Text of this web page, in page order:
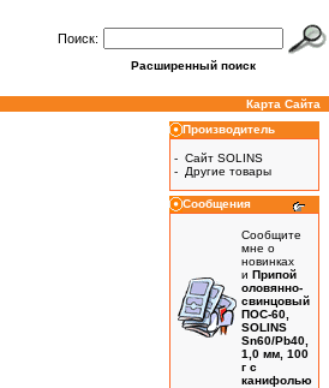
Поиск:
Расширенный поиск
Карта Сайта
Производитель
- Сайт SOLINS
-
Другие товары
Сообщения
Сообщите
мне о
новинках
и Припой
оловянно-
свинцовый
ПОС-60,
SOLINS
Sn60/Pb40,
1,0 мм, 100
г с
канифолью